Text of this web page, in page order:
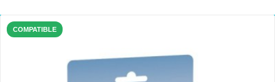
COMPATIBLE